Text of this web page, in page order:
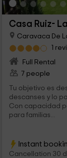
Casa Ruiz-
Caravaca De
1
Full Rental
7 people
Tu objetivo es
descanses y lo
Con capacidad
para familias...
Instant
Cancellation 30